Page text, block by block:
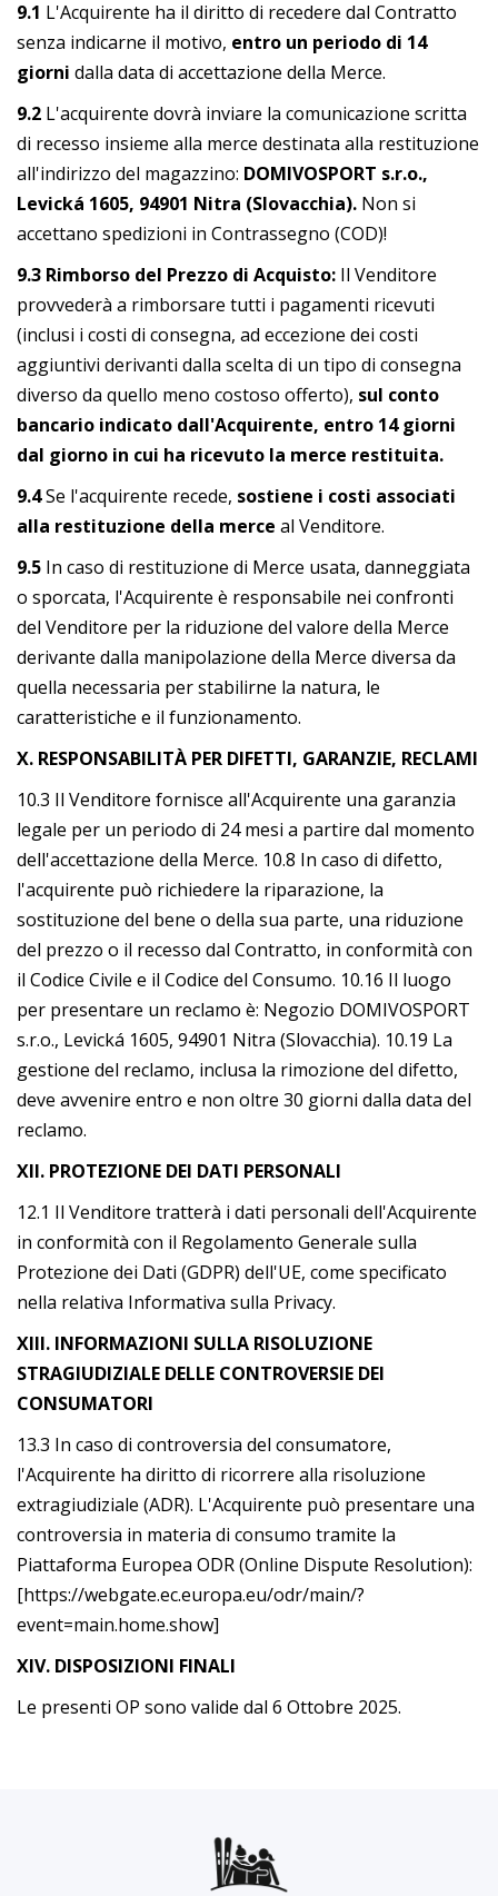
9.1 L'Acquirente ha il diritto di recedere dal Contratto
senza indicarne il motivo, entro un periodo di 14
giorni dalla data di accettazione della Merce.
9.2 L'acquirente dovrà inviare la comunicazione scritta
di recesso insieme alla merce destinata alla restituzione
all'indirizzo del magazzino: DOMIVOSPORT s.r.o.,
Levická 1605, 94901 Nitra (Slovacchia). Non si
accettano spedizioni in Contrassegno (COD)!
9.3 Rimborso del Prezzo di Acquisto: Il Venditore
provvederà a rimborsare tutti i pagamenti ricevuti
(inclusi i costi di consegna, ad eccezione dei costi
aggiuntivi derivanti dalla scelta di un tipo di consegna
diverso da quello meno costoso offerto), sul conto
bancario indicato dall'Acquirente, entro 14 giorni
dal giorno in cui ha ricevuto la merce restituita.
9.4Se l'acquirente recede, sostiene i costi associati
alla restituzione della merce al Venditore.
9.5 In caso di restituzione di Merce usata, danneggiata
o sporcata, l'Acquirente è responsabile nei confronti
del Venditore per la riduzione del valore della Merce
derivante dalla manipolazione della Merce diversa da
quella necessaria per stabilirne la natura, le
caratteristiche e il funzionamento.
X. RESPONSABILITÀ PER DIFETTI, GARANZIE, RECLAMI
10.3 Il Venditore fornisce all'Acquirente una garanzia
legale per un periodo di 24 mesi a partire dal momento
dell'accettazione della Merce. 10.8 In caso di difetto,
l'acquirente può richiedere la riparazione, la
sostituzione del bene o della sua parte, una riduzione
del prezzo o il recesso dal Contratto, in conformità con
il Codice Civile e il Codice del Consumo. 10.16 Il luogo
per presentare un reclamo è: Negozio DOMIVOSPORT
s.r.o., Levická 1605, 94901 Nitra (Slovacchia). 10.19 La
gestione del reclamo, inclusa la rimozione del difetto,
deve avvenire entro e non oltre 30 giorni dalla data del
reclamo.
XII. PROTEZIONE DEI DATI PERSONALI
12.1 Il Venditore tratterà i dati personali dell'Acquirente
in conformità con il Regolamento Generale sulla
Protezione dei Dati (GDPR) dell'UE, come specificato
nella relativa Informativa sulla Privacy.
XIII. INFORMAZIONI SULLA RISOLUZIONE
STRAGIUDIZIALE DELLE CONTROVERSIE DEI
CONSUMATORI
13.3 In caso di controversia del consumatore,
l'Acquirente ha diritto di ricorrere alla risoluzione
extragiudiziale (ADR). L'Acquirente può presentare una
controversia in materia di consumo tramite la
Piattaforma Europea ODR (Online Dispute Resolution):
[https://webgate.ec.europa.eu/odr/main/?
event=main.home.show]
XIV. DISPOSIZIONI FINALI
Le presenti OP sono valide dal 6 Ottobre 2025.